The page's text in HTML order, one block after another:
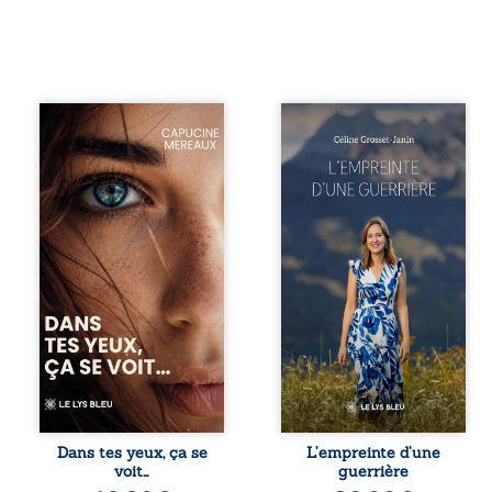
À seize ans,
Violette peine à
trouver sa place
dans la société.
Entre timidité,
moqueries et peur
du jugement, elle
avance avec le
sentiment d’être
différente, sans
comprendre
pleinement ce qui
l’habite. Sa
rencontre avec
Louise bouleverse
ses certitudes et
fait naître en elle
des émotions
longtemps
refoulées. Des
Dans tes yeux, ça se
voit…
Que reste-t-il de
l’enfance lorsque
la maladie impose
ses propres règles
? L’empreinte
d’une guerrière
livre, sans détour,
le récit d’un
quotidien
bouleversé par la
maladie
chronique,
l’errance médicale
et de longues
hospitalisations.
L’auteure y
raconte ce que les
dossiers médicaux
taisent : la peur,
l’isolement,
L’empreinte d’une
guerrière